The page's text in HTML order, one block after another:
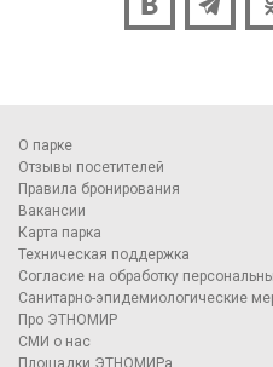
О парке
Отзывы посетителей
Правила бронирования
Вакансии
Карта парка
Техническая поддержка
Согласие на обработку
Санитарно-эпидемиологические
Про ЭТНОМИР
СМИ о нас
Площадки ЭТНОМИРа